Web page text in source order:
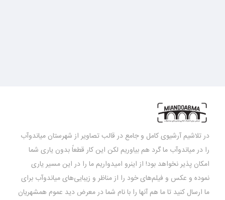
در تلاشیم آرشیوی کامل و جامع در قالب تصاویر از شهرستان میاندوآب
را در میاندوآب ما گرد هم بیاوریم لکن این کار قطعاً بدون یاری شما
امکان پذیر نخواهد بود! از اینرو امیدواریم ما را در این مسیر یاری
نموده و عکس و فیلم‌های خود را از مناظر و زیبایی‌های میاندوآب برای
ما ارسال کنید تا ما هم آنها را با نام شما در معرض دید عموم همشهریان